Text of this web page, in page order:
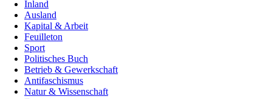
Inland
Ausland
Kapital & Arbeit
Feuilleton
Sport
Politisches Buch
Betrieb & Gewerkschaft
Antifaschismus
Natur & Wissenschaft